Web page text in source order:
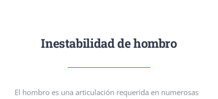
Inestabilidad de hombro
El hombro es una articulación requerida en numerosas